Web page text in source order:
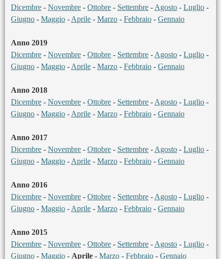
Dicembre - Novembre - Ottobre - Settembre - Agosto - Luglio -
Giugno - Maggio - Aprile - Marzo - Febbraio - Gennaio
Anno 2019
Dicembre - Novembre - Ottobre - Settembre - Agosto - Luglio -
Giugno - Maggio - Aprile - Marzo - Febbraio - Gennaio
Anno 2018
Dicembre - Novembre - Ottobre - Settembre - Agosto - Luglio -
Giugno - Maggio - Aprile - Marzo - Febbraio - Gennaio
Anno 2017
Dicembre - Novembre - Ottobre - Settembre - Agosto - Luglio -
Giugno - Maggio - Aprile - Marzo - Febbraio - Gennaio
Anno 2016
Dicembre - Novembre - Ottobre - Settembre - Agosto - Luglio -
Giugno - Maggio - Aprile - Marzo - Febbraio - Gennaio
Anno 2015
Dicembre - Novembre - Ottobre - Settembre - Agosto - Luglio -
Giugno - Maggio - Aprile - Marzo - Febbraio - Gennaio